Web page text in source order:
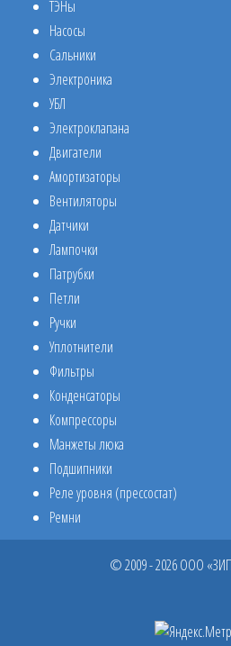
ТЭНы
Насосы
Сальники
Электроника
УБЛ
Электроклапана
Двигатели
Амортизаторы
Вентиляторы
Датчики
Лампочки
Патрубки
Петли
Ручки
Уплотнители
Фильтры
Конденсаторы
Компрессоры
Манжеты люка
Подшипники
Реле уровня (прессостат)
Ремни
© 2009 - 2026 ООО